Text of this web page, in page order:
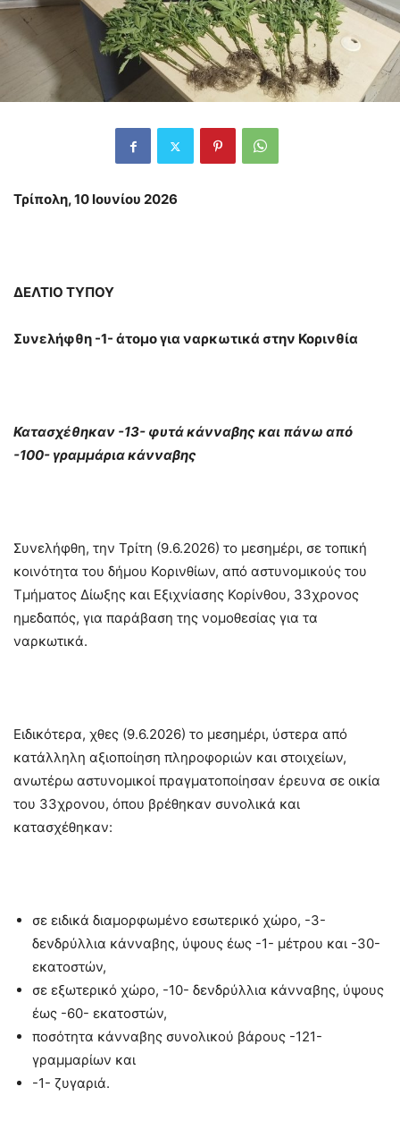
Τρίπολη, 10 Ιουνίου 2026
ΔΕΛΤΙΟ ΤΥΠΟΥ
Συνελήφθη -1- άτομο για ναρκωτικά στην Κορινθία
Κατασχέθηκαν -13- φυτά κάνναβης και πάνω από
-100- γραμμάρια κάνναβης
Συνελήφθη, την Τρίτη (9.6.2026) το μεσημέρι, σε τοπική
κοινότητα του δήμου Κορινθίων, από αστυνομικούς του
Τμήματος Δίωξης και Εξιχνίασης Κορίνθου, 33χρονος
ημεδαπός, για παράβαση της νομοθεσίας για τα
ναρκωτικά.
Ειδικότερα, χθες (9.6.2026) το μεσημέρι, ύστερα από
κατάλληλη αξιοποίηση πληροφοριών και στοιχείων,
ανωτέρω αστυνομικοί πραγματοποίησαν έρευνα σε οικία
του 33χρονου, όπου βρέθηκαν συνολικά και
κατασχέθηκαν:
σε ειδικά διαμορφωμένο εσωτερικό χώρο, -3-
δενδρύλλια κάνναβης, ύψους έως -1- μέτρου και -30-
εκατοστών,
σε εξωτερικό χώρο, -10- δενδρύλλια κάνναβης, ύψους
έως -60- εκατοστών,
ποσότητα κάνναβης συνολικού βάρους -121-
γραμμαρίων και
-1- ζυγαριά.